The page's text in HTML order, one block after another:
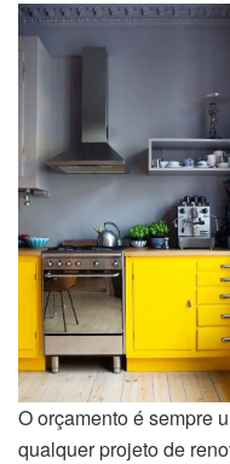
O orçamento é sempre
qualquer projeto de